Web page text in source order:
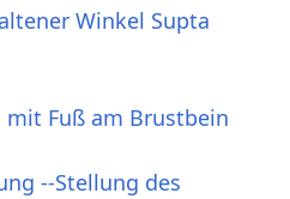
Winkel Supta
mit Fuß am Brustbein
--Stellung des